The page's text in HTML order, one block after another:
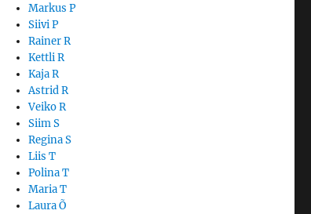
Markus P
Siivi P
Rainer R
Kettli R
Kaja R
Astrid R
Veiko R
Siim S
Regina S
Liis T
Polina T
Maria T
Laura Õ